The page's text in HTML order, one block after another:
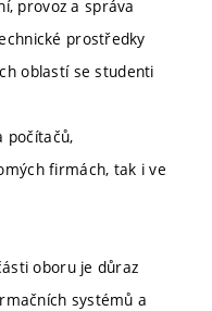
provoz a správa
prostředky
oblastí se studenti
počítačů,
firmách, tak i ve
oboru je důraz
systémů a